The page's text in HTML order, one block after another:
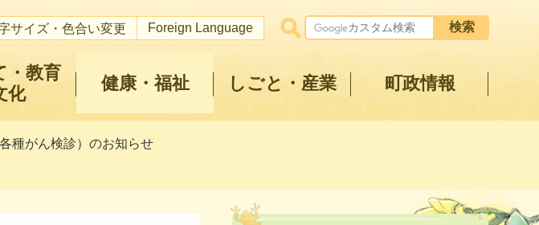
サイズ・色合い変更 Foreign Language
・教育
化
健康・福祉 しごと・産業 町政情報
種がん検診）のお知らせ